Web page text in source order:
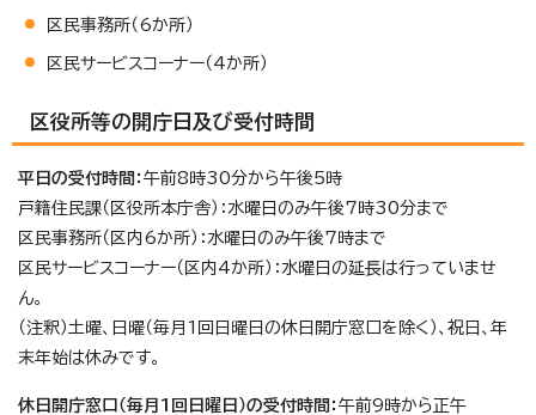
区民事務所（6か所）
区民サービスコーナー（4か所）
区役所等の開庁日及び受付時間
平日の受付時間： 午前8時30分から午後5時
戸籍住民課（区役所本庁舎）：水曜日のみ午後7時30分まで
区民事務所（区内6か所）：水曜日のみ午後7時まで
区民サービスコーナー（区内4か所）：水曜日の延長は行っていませ
ん。
（注釈）土曜、日曜（毎月1回日曜日の休日開庁窓口を除く）、祝日、年
末年始は休みです。
休日開庁窓口（毎月1回日曜日）の受付時間： 午前9時から正午